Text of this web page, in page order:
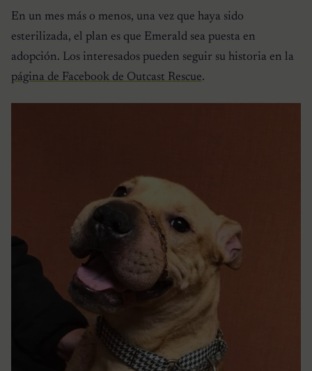
En un mes más o menos, una vez que haya sido
esterilizada, el plan es que Emerald sea puesta en
adopción. Los interesados ​​pueden seguir su historia en la
página de Facebook de Outcast Rescue.